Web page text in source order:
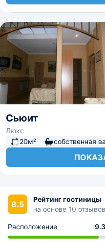
Сьюит
Люкс
20м²
собственная
8.5
Рейтинг гостиницы
на основе 10 отзывов
Расположение 9.3